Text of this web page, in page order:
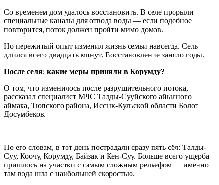
Со временем дом удалось восстановить. В селе прорыли
специальные каналы для отвода воды — если подобное
повторится, поток должен пройти мимо домов.
Но пережитый опыт изменил жизнь семьи навсегда. Сель
длился всего двадцать минут. Восстановление заняло годы.
После селя: какие меры приняли в Корумду?
О том, что изменилось после разрушительного потока,
рассказал специалист МЧС Талды-Сууйского айылного
аймака, Тюпского района, Иссык-Кульской области Болот
Досумбеков.
По его словам, в тот день пострадали сразу пять сёл: Талды-
Суу, Коочу, Корумду, Байзак и Кен-Суу. Больше всего ущерба
пришлось на участки с самым сложным рельефом — именно
там вода шла с наибольшей скоростью.